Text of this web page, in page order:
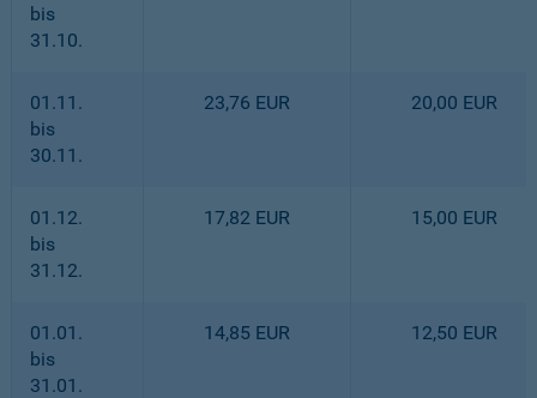
bis
31.10.
01.11.
bis
30.11.
23,76 EUR 20,00 EUR
01.12.
bis
31.12.
17,82 EUR 15,00 EUR
01.01.
bis
31.01.
14,85 EUR 12,50 EUR